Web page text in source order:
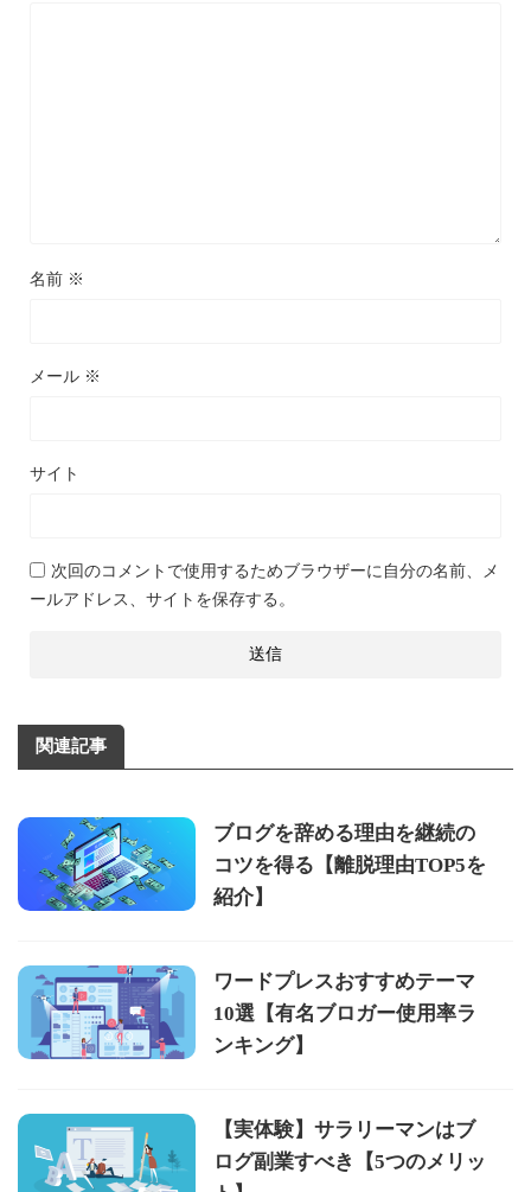
名前 ※
メール ※
サイト
次回のコメントで使用するためブラウザーに自分の名前、メ
ールアドレス、サイトを保存する。
関連記事
ブログを辞める理由を継続の
コツを得る【離脱理由TOP5を
紹介】
ワードプレスおすすめテーマ
10選【有名ブロガー使用率ラ
ンキング】
【実体験】サラリーマンはブ
ログ副業すべき【5つのメリッ